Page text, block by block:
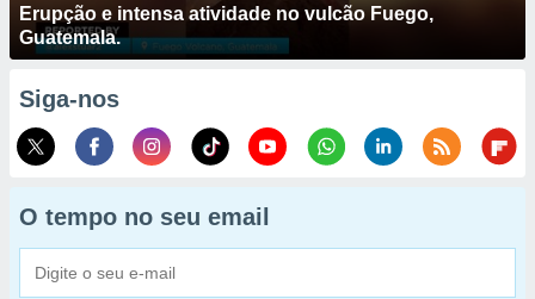
Erupção e intensa atividade no vulcão Fuego,
Guatemala.
Siga-nos
O tempo no seu email